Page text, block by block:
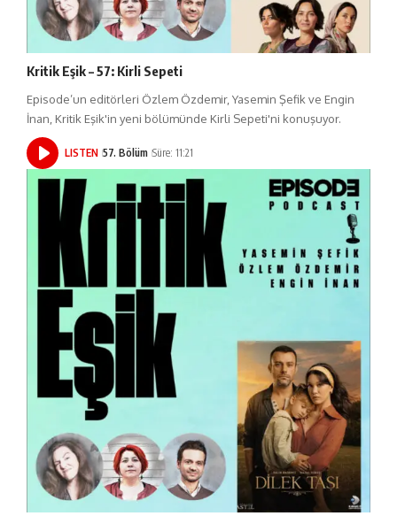
Kritik Eşik – 57: Kirli Sepeti
Episode’un editörleri Özlem Özdemir, Yasemin Şefik ve Engin
İnan, Kritik Eşik'in yeni bölümünde Kirli Sepeti'ni konuşuyor.
LISTEN 57. Bölüm Süre: 11:21